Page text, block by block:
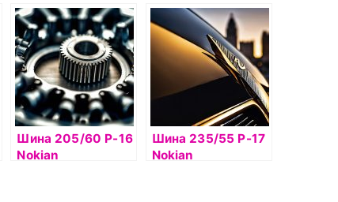
Hakkapelitta 8 93T
б/к шип
Hakkapelitta 8 95T
б/к шип
Шина 205/60 Р-16
Nokian
Шина 235/55 Р-17
Nokian